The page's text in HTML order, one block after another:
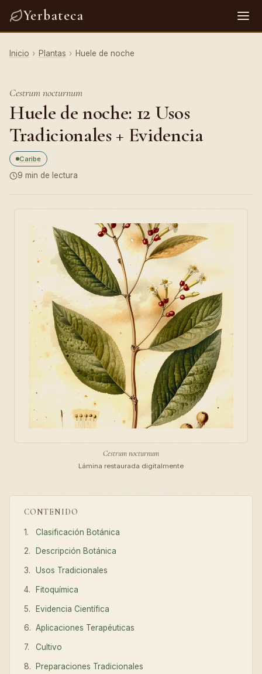
Yerbateca
Inicio › Plantas › Huele de noche
Cestrum nocturnum
Huele de noche: 12 Usos
Tradicionales + Evidencia
Caribe
9 min de lectura
CONTENIDO
Clasificación Botánica
Descripción Botánica
Usos Tradicionales
Fitoquímica
Evidencia Científica
Aplicaciones Terapéuticas
Cultivo
Preparaciones Tradicionales
Cestrum nocturnum
Lámina restaurada digitalmente